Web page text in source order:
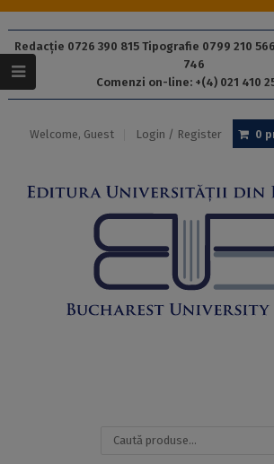
Redacție 0726 390 815 Tipografie 0799 210
746
Comenzi on-line: +(4) 021 410
Welcome, Guest Login / Register 0
Caută